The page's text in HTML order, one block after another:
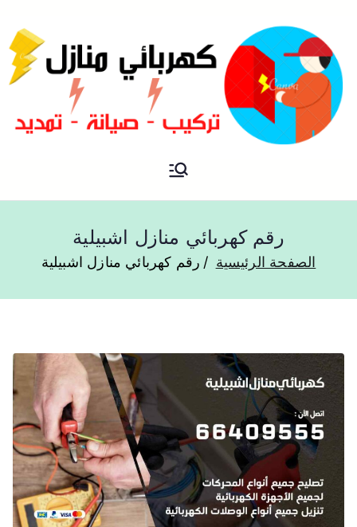
فني كهربائي منازل الكويت
رقم كهربائي منازل اشبيلية
الصفحة الرئيسية رقم كهربائي منازل اشبيلية